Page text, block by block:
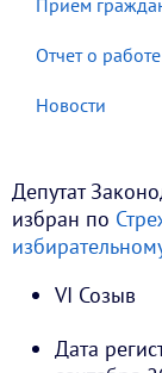
Депутат
избран по
VI Созыв
Дата
Прием
Отчет о работе
Новости